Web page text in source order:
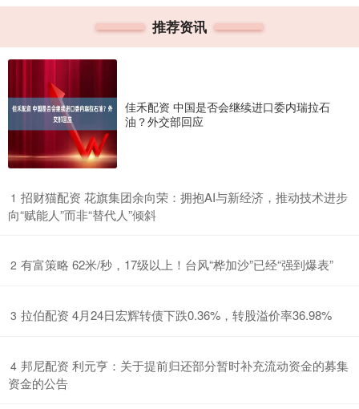
推荐资讯
佳禾配资 中国是否会继续进口委内瑞拉石
油？外交部回应
1 ​招财猫配资 花旗集团余向荣：拥抱AI与新经济，推动技术进步
向“赋能人”而非“替代人”倾斜
2 ​有富策略 62米/秒，17级以上！台风“桦加沙”已经“强到爆表”
3 ​拉伯配资 4月24日宏辉转债下跌0.36%，转股溢价率36.98%
4 ​邦尼配资 利元亨：关于提前归还部分暂时补充流动资金的募集
资金的公告